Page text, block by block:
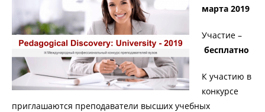
марта 2019
Участие –
бесплатно
К участию в
конкурсе
приглашаются преподаватели высших учебных